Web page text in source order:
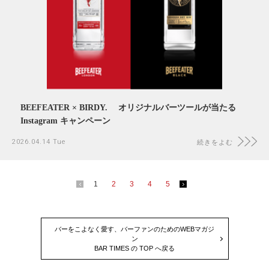
BEEFEATER × BIRDY. オリジナルバーツールが当たる
Instagram キャンペーン
2026.04.14 Tue 続きをよむ
1 2 3 4 5
バーをこよなく愛す、バーファンのためのWEBマガジ
ン
BAR TIMES の TOP へ戻る